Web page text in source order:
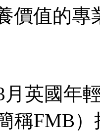
價值的專
國年輕
稱FMB